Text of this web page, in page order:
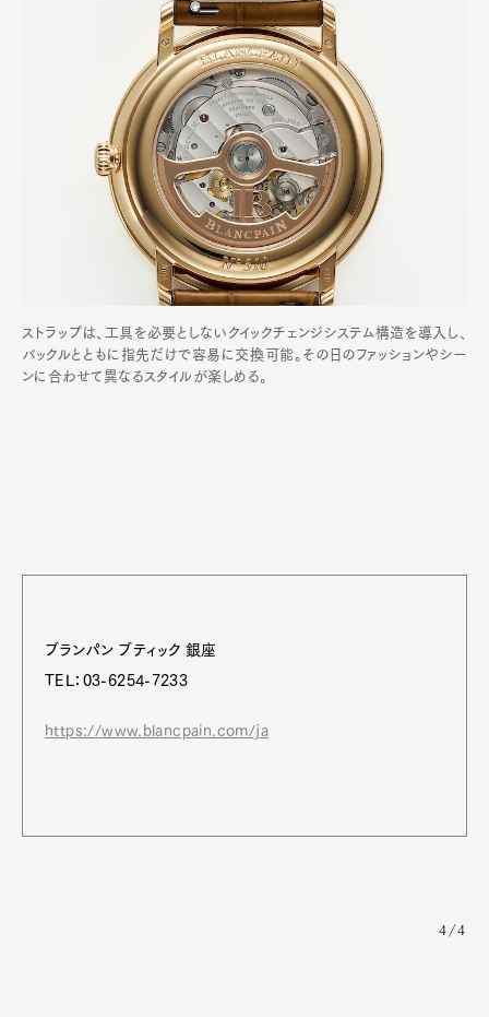
ストラップは、工具を必要としないクイックチェンジシステム構造を導入し、
バックルとともに指先だけで容易に交換可能。その日のファッションやシー
ンに合わせて異なるスタイルが楽しめる。
ブランパン ブティック 銀座
TEL：03-6254-7233
https://www.blancpain.com/ja
4/4